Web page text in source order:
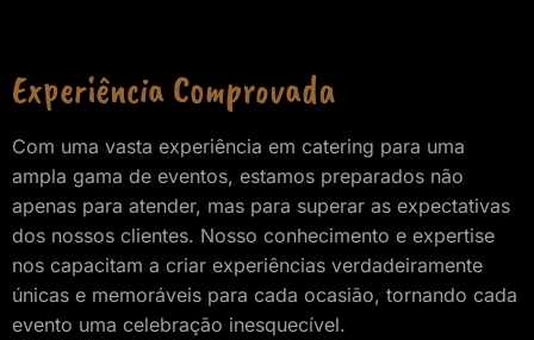
Experiência Comprovada
Com uma vasta experiência em catering para uma
ampla gama de eventos, estamos preparados não
apenas para atender, mas para superar as expectativas
dos nossos clientes. Nosso conhecimento e expertise
nos capacitam a criar experiências verdadeiramente
únicas e memoráveis para cada ocasião, tornando cada
evento uma celebração inesquecível.